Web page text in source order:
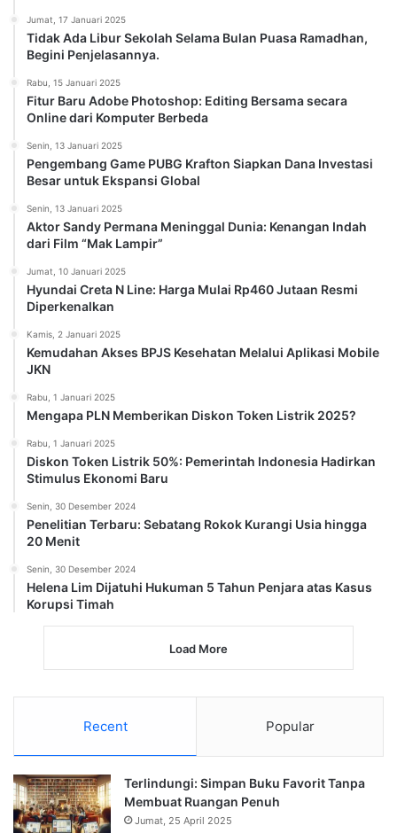
Jumat, 17 Januari 2025
Tidak Ada Libur Sekolah Selama Bulan Puasa Ramadhan,
Begini Penjelasannya.
Rabu, 15 Januari 2025
Fitur Baru Adobe Photoshop: Editing Bersama secara
Online dari Komputer Berbeda
Senin, 13 Januari 2025
Pengembang Game PUBG Krafton Siapkan Dana Investasi
Besar untuk Ekspansi Global
Senin, 13 Januari 2025
Aktor Sandy Permana Meninggal Dunia: Kenangan Indah
dari Film “Mak Lampir”
Jumat, 10 Januari 2025
Hyundai Creta N Line: Harga Mulai Rp460 Jutaan Resmi
Diperkenalkan
Kamis, 2 Januari 2025
Kemudahan Akses BPJS Kesehatan Melalui Aplikasi Mobile
JKN
Rabu, 1 Januari 2025
Mengapa PLN Memberikan Diskon Token Listrik 2025?
Rabu, 1 Januari 2025
Diskon Token Listrik 50%: Pemerintah Indonesia Hadirkan
Stimulus Ekonomi Baru
Senin, 30 Desember 2024
Penelitian Terbaru: Sebatang Rokok Kurangi Usia hingga
20 Menit
Senin, 30 Desember 2024
Helena Lim Dijatuhi Hukuman 5 Tahun Penjara atas Kasus
Korupsi Timah
Load More
Recent Popular
Terlindungi: Simpan Buku Favorit Tanpa
Membuat Ruangan Penuh
Jumat, 25 April 2025